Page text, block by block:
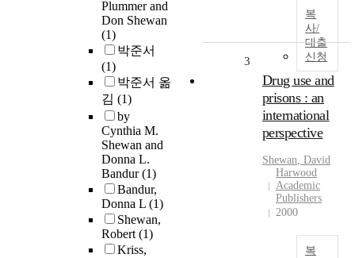
Plummer and
Don Shewan
(1)
박준서
(1)
박준서 옮
김 (1)
by
Cynthia M.
Shewan and
Donna L.
Bandur(1)
Bandur,
Donna L (1)
Shewan,
Robert(1)
Kriss,
복
사/
대출
신청
3
Drug use and
prisons : an
international
perspective
Shewan, David
Harwood
Academic
Publishers
2000
복